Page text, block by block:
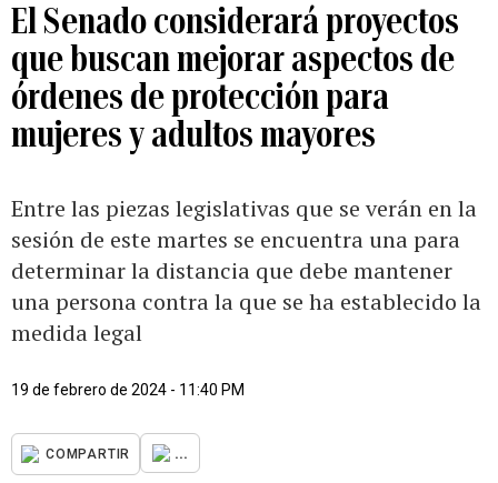
El Senado considerará proyectos
que buscan mejorar aspectos de
órdenes de protección para
mujeres y adultos mayores
Entre las piezas legislativas que se verán en la
sesión de este martes se encuentra una para
determinar la distancia que debe mantener
una persona contra la que se ha establecido la
medida legal
19 de febrero de 2024 - 11:40 PM
COMPARTIR ...